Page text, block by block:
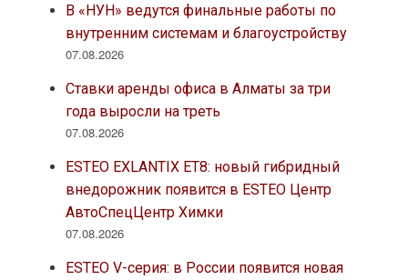
В «НУН» ведутся финальные работы по
внутренним системам и благоустройству
07.08.2026
Ставки аренды офиса в Алматы за три
года выросли на треть
07.08.2026
ESTEO EXLANTIX ET8: новый гибридный
внедорожник появится в ESTEO Центр
АвтоСпецЦентр Химки
07.08.2026
ESTEO V-серия: в России появится новая